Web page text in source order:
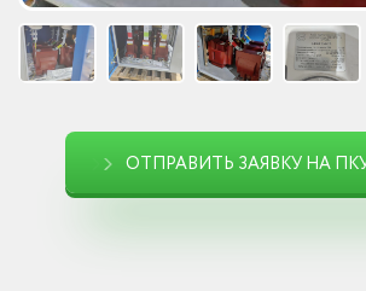
ОТПРАВИТЬ ЗАЯВКУ НА ПКУ